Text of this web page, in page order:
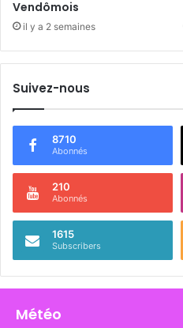
Vendômois
il y a 2 semaines
Suivez-nous
8710
Abonnés
210
Abonnés
1615
Subscribers
Météo